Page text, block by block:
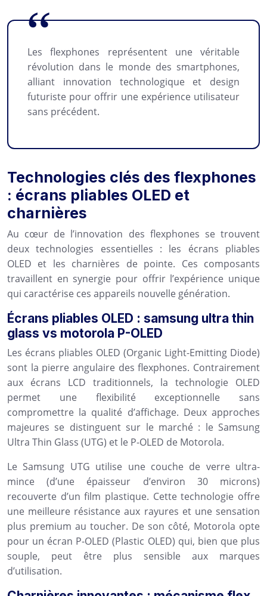
Les flexphones représentent une véritable
révolution dans le monde des smartphones,
alliant innovation technologique et design
futuriste pour offrir une expérience utilisateur
sans précédent.
Technologies clés des flexphones
: écrans pliables OLED et
charnières
Au cœur de l’innovation des flexphones se trouvent
deux technologies essentielles : les écrans pliables
OLED et les charnières de pointe. Ces composants
travaillent en synergie pour offrir l’expérience unique
qui caractérise ces appareils nouvelle génération.
Écrans pliables OLED : samsung ultra thin
glass vs motorola P-OLED
Les écrans pliables OLED (Organic Light-Emitting Diode)
sont la pierre angulaire des flexphones. Contrairement
aux écrans LCD traditionnels, la technologie OLED
permet une flexibilité exceptionnelle sans
compromettre la qualité d’affichage. Deux approches
majeures se distinguent sur le marché : le Samsung
Ultra Thin Glass (UTG) et le P-OLED de Motorola.
Le Samsung UTG utilise une couche de verre ultra-
mince (d’une épaisseur d’environ 30 microns)
recouverte d’un film plastique. Cette technologie offre
une meilleure résistance aux rayures et une sensation
plus premium au toucher. De son côté, Motorola opte
pour un écran P-OLED (Plastic OLED) qui, bien que plus
souple, peut être plus sensible aux marques
d’utilisation.